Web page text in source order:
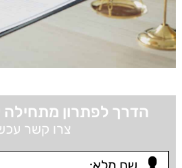
הדרך לפתרון
צרו קשר